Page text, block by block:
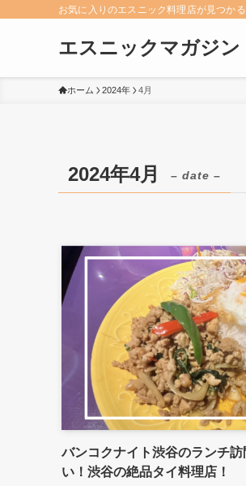
お気に入りのエスニック料理店が見つか
エスニックマガジン
ホーム 2024年 4月
2024年4月 – date –
バンコクナイト渋谷のランチ
い！渋谷の絶品タイ料理店！